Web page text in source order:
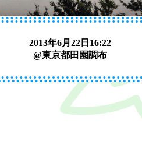
2013年6月22日16:22
@東京都田園調布